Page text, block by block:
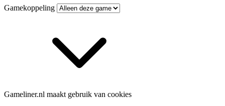
Gamekoppeling
Gameliner.nl maakt gebruik van cookies